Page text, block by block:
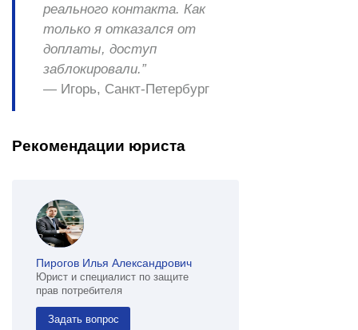
реального контакта. Как
только я отказался от
доплаты, доступ
заблокировали.”
— Игорь, Санкт‑Петербург
Рекомендации юриста
Пирогов Илья Александрович
Юрист и специалист по защите
прав потребителя
Задать вопрос